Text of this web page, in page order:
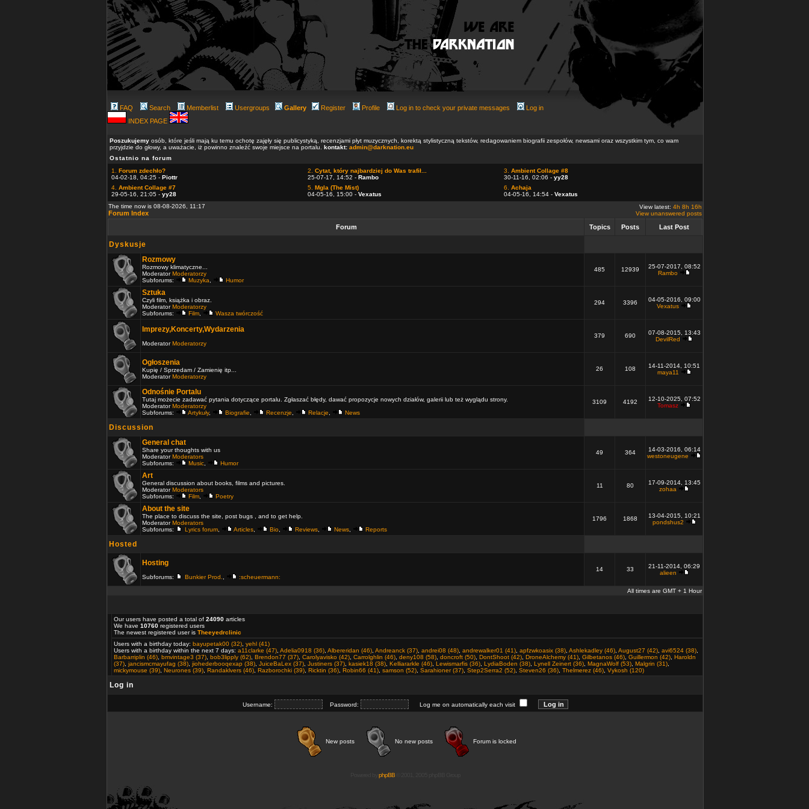
FAQ Search Memberlist Usergroups Gallery Register Profile Log in to check your private messages
Log in
INDEX PAGE
Poszukujemy osób, które jeśli mają ku temu ochotę zajęły się publicystyką, recenzjami płyt muzycznych, korektą stylistyczną tekstów, redagowaniem biografii zespołów, newsami oraz wszystkim tym, co wam
przyjdzie do głowy, a uważacie, iż powinno znaleźć swoje miejsce na portalu. kontakt: admin@darknation.eu
Ostatnio na forum
1. Forum zdechło?
04-02-18, 04:25 - Piottr
2. Cytat, który najbardziej do Was trafił...
25-07-17, 14:52 - Rambo
3. Ambient Collage #8
30-11-16, 02:06 - yy28
4. Ambient Collage #7
29-05-16, 21:05 - yy28
5. Mgla (The Mist)
04-05-16, 15:00 - Vexatus
6. Achaja
04-05-16, 14:54 - Vexatus
The time now is 08-08-2026, 11:17
Forum Index
View latest: 4h 8h 16h
View unanswered posts
Forum Topics Posts Last Post
Dyskusje
Rozmowy
Rozmowy klimatyczne...
ModeratorModeratorzy
Subforums:
Muzyka Humor
485 12939
25-07-2017, 08:52
Rambo
Sztuka
Czyli film, książka i obraz.
ModeratorModeratorzy
Subforums:
Film Wasza twórczość
294 3396
04-05-2016, 09:00
Vexatus
Imprezy,Koncerty,Wydarzenia
ModeratorModeratorzy
379 690
07-08-2015, 13:43
DevilRed
Ogłoszenia
Kupię / Sprzedam / Zamienię itp...
ModeratorModeratorzy
26 108
14-11-2014, 10:51
maya11
Odnośnie Portalu
Tutaj możecie zadawać pytania dotyczące portalu. Zgłaszać błędy, dawać propozycje nowych działów, galerii lub też wyglądu strony.
ModeratorModeratorzy
Subforums:
Artykuły, Biografie Recenzje Relacje News
3109 4192
12-10-2025, 07:52
Tomasz
Discussion
General chat
Share your thoughts with us
ModeratorModerators
Subforums:
Music Humor
49 364
14-03-2016, 06:14
westoneugene
Art
General discussion about books, films and pictures.
ModeratorModerators
Subforums:
Film Poetry
11 80
17-09-2014, 13:45
zohaa
About the site
The place to discuss the site, post bugs , and to get help.
ModeratorModerators
Subforums:
Lyrics forum Articles Bio Reviews News Reports
1796 1868
13-04-2015, 10:21
pondshus2
Hosted
Hosting
Subforums: Bunkier Prod. :scheuermann:
14 33
21-11-2014, 06:29
alieen
All times are GMT + 1 Hour
Our users have posted a total of 24090 articles
We have 10760 registered users
The newest registered user is Theeyedrclinic
Users with a birthday today: bayupetak00 (32) yehl (41)
Users with a birthday within the next 7 days: a11clarke (47) Adelia0918 (36) Albereridan (46) Andreanck (37) andrei08 (48) andrewalker01 (41) apfzwkoasix (38) Ashlekadley (46) August27 (42) avi6524 (38)
Barbarriplin (46) bmvintage3 (37) bob3lipply (62) Brendon77 (37) Carolyavisko (42) Carrolghlin (46) deny108 (58) doncroft (50) DontShoot (42) DroneAlchemy (41) Gilbetanos (46) Guillermon (42) Haroldn
(37) jancismcmayufag (38) jiohederbooqexap (38) JuiceBaLex (37) Justiners (37) kasiek18 (38) Kelliararkle (46) Lewismarfis (36) LydiaBoden (38) Lynell Zeinert (36) MagnaWolf (53) Malgrin (31)
mickymouse (39) Neurones (39) Randaklvers (46) Razborochki (39) Ricktin (36) Robin66 (41) samson (52) Sarahioner (37) Step2Serra2 (52) Steven26 (36) Thelmerez (46) Vykosh (120)
Log in
Username: Password: Log me on automatically each visit
New posts No new posts Forum is locked
phpBB© 2001, 2005 phpBB Group